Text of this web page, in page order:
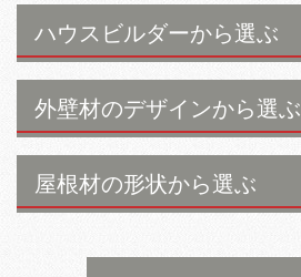
ハウスビルダーから選ぶ
外壁材のデザインから選ぶ
屋根材の形状から選ぶ